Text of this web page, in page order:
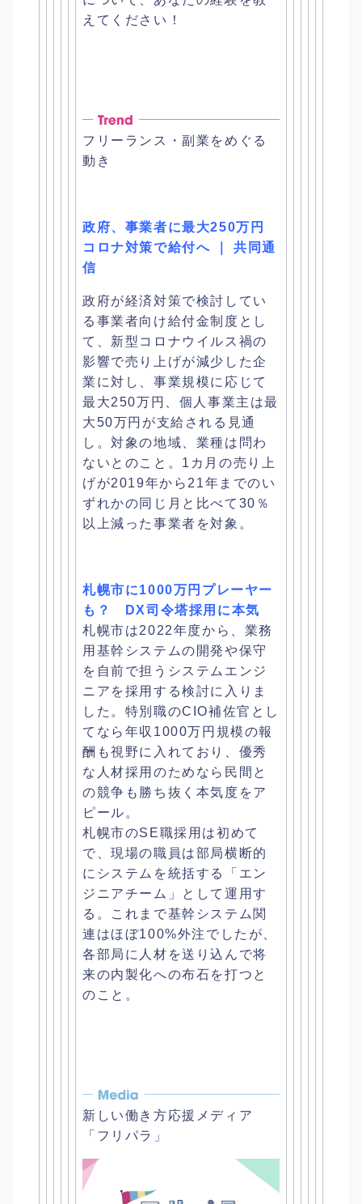
えてください！
フリーランス・副業をめぐる
動き
政府、事業者に最大250万円
コロナ対策で給付へ ｜ 共同通
信
政府が経済対策で検討してい
る事業者向け給付金制度とし
て、 新型コロナウイルス禍の
影響で売り上げが減少した企
業に対し、 事業規模に応じて
最大250万円、 個人事業主は最
大50万円が支給される見通
し。対象の地域、 業種は問わ
ないとのこと。 1カ月の売り上
げが2019年から21年までのい
ずれかの同じ月 と比べて30％
以上減った事業者を対象。
札幌市に1000万円プレーヤー
も？ DX司令塔採用に本気
札幌市は2022年度から、 業務
用基幹システムの開発や保守
を自前で担うシステムエンジ
ニア を採用する検討に入りま
した。 特別職のCIO補佐官とし
てなら年収1000万円規模の報
酬も視 野に入れており、 優秀
な人材採用のためなら民間と
の競争も勝ち抜く本気度をア
ピー ル。
札幌市のSE職採用は初めて
で、現場の職員は部局横断的
にシステムを統括する「 エン
ジニアチーム」として運用す
る。
これまで基幹システム関
連はほぼ100%外注でしたが、
各部局に人材を送り込んで将
来の内製化への布石を打つと
のこと。
新しい働き方応援メディア
「フリパラ」